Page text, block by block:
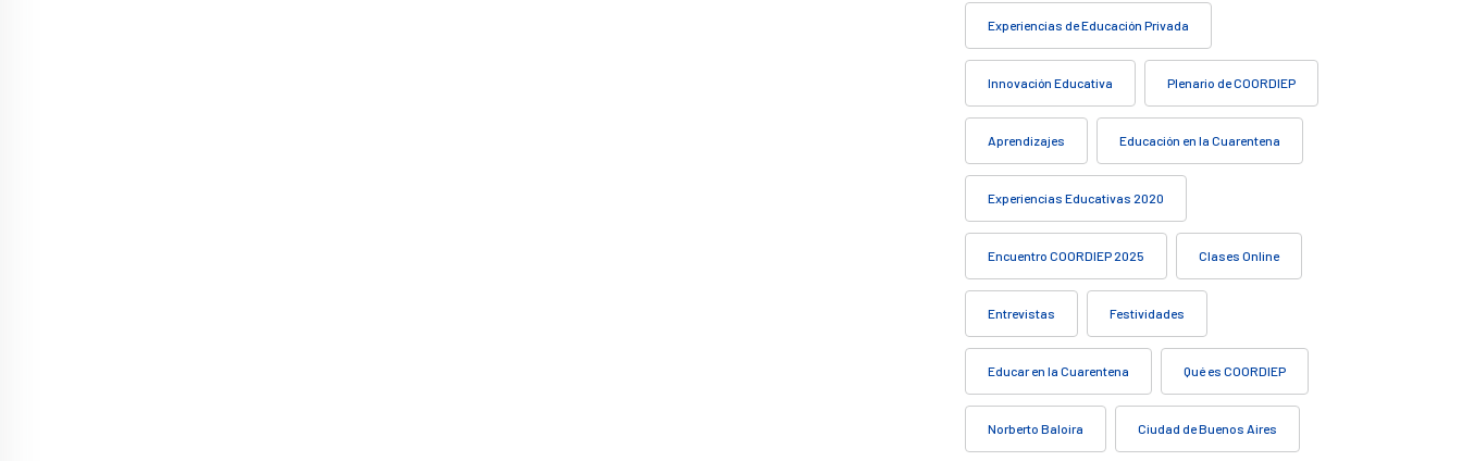
Experiencias de Educación Privada
Innovación Educativa Plenario de COORDIEP
Aprendizajes Educación en la Cuarentena
Experiencias Educativas 2020
Encuentro COORDIEP 2025 Clases Online
Entrevistas Festividades
Educar en la Cuarentena Qué es COORDIEP
Norberto Baloira Ciudad de Buenos Aires